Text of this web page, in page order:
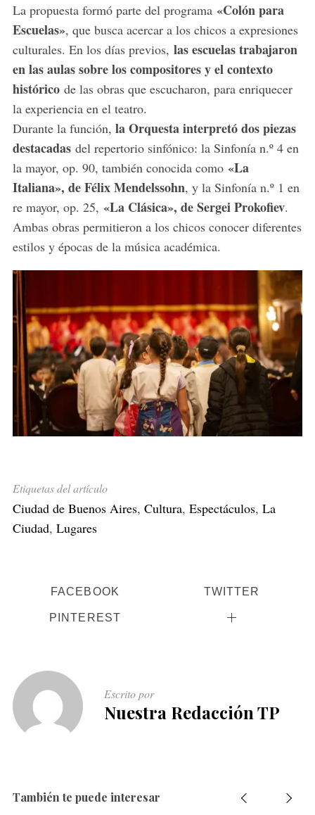
La propuesta formó parte del programa «Colón para
Escuelas», que busca acercar a los chicos a expresiones
culturales. En los días previos, las escuelas trabajaron
en las aulas sobre los compositores y el contexto
histórico de las obras que escucharon, para enriquecer
la experiencia en el teatro.
Durante la función, la Orquesta interpretó dos piezas
destacadas del repertorio sinfónico: la Sinfonía n.º 4 en
la mayor, op. 90, también conocida como «La
Italiana», de Félix Mendelssohn, y la Sinfonía n.º 1 en
re mayor, op. 25, «La Clásica», de Sergei Prokofiev.
Ambas obras permitieron a los chicos conocer diferentes
estilos y épocas de la música académica.
Etiquetas del artículo
Ciudad de Buenos Aires, Cultura, Espectáculos, La
Ciudad, Lugares
FACEBOOK TWITTER
PINTEREST
Escrito por
Nuestra Redacción TP
También te puede interesar